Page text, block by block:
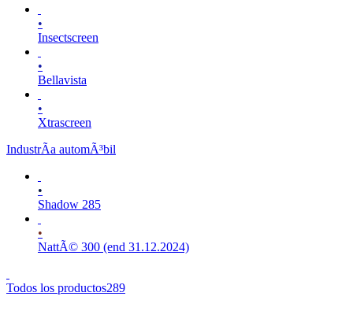
•
Insectscreen
•
Bellavista
•
Xtrascreen
IndustrÃ­a automÃ³bil
•
Shadow 285
•
NattÃ© 300 (end 31.12.2024)
Todos los productos289